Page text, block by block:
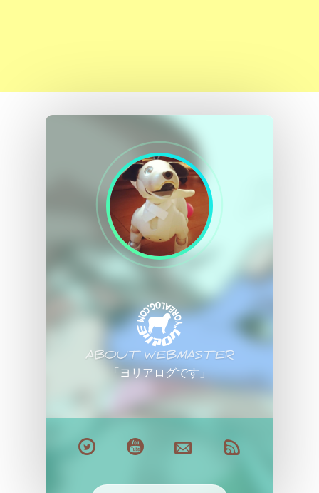
ABOUT WEBMASTER
「ヨリアログです」